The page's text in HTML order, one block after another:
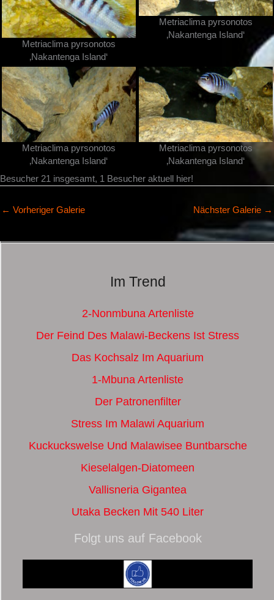
Metriaclima pyrsonotos
‚Nakantenga Island‘
Metriaclima pyrsonotos
‚Nakantenga Island‘
Metriaclima pyrsonotos
‚Nakantenga Island‘
Metriaclima pyrsonotos
‚Nakantenga Island‘
Besucher 21 insgesamt, 1 Besucher aktuell hier!
← Vorheriger Galerie Nächster Galerie →
Im Trend
2-Nonmbuna Artenliste
Der Feind Des Malawi-Beckens Ist Stress
Das Kochsalz Im Aquarium
1-Mbuna Artenliste
Der Patronenfilter
Stress Im Malawi Aquarium
Kuckuckswelse Und Malawisee Buntbarsche
Kieselalgen-Diatomeen
Vallisneria Gigantea
Utaka Becken Mit 540 Liter
Folgt uns auf Facebook